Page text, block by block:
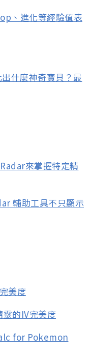
、進化等經驗值表
什麼神奇寶貝？最
來掌握特定精
輔助工具不只顯示
美度
的IV完美度
for Pokemon